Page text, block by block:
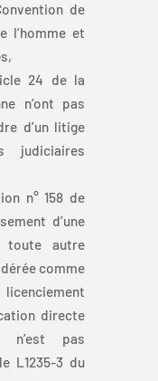
de
l’homme et
24 de la
n’ont pas
d’un litige
judiciaires
n° 158 de
d’une
toute autre
comme
directe
pas
L1235-3 du